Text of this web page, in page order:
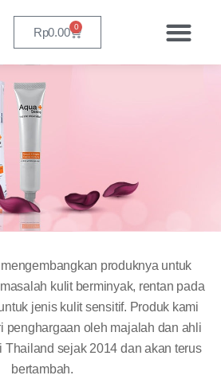
Rp0.00 0
produknya untuk
kulit berminyak, rentan pada
jenis kulit sensitif. Produk kami
penghargaan oleh majalah dan ahli
Thailand sejak 2014 dan akan terus
bertambah.